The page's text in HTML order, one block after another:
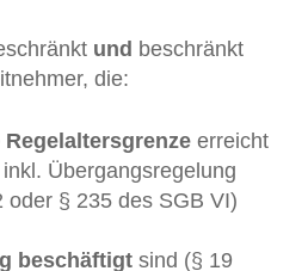
und beschränkt
die:
erreicht
Übergangsregelung
oder § 235 des SGB VI)
beschäftigtsind (§ 19